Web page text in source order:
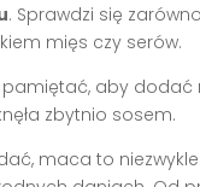
. Sprawdzi się
mięs czy serów.
aby dodać
zbytnio sosem.
maca to